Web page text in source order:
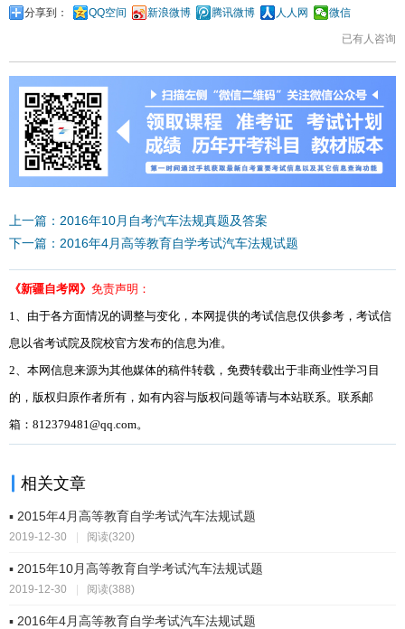
分享到： QQ空间 新浪微博 腾讯微博 人人网 微信
已有人咨询
上一篇：2016年10月自考汽车法规真题及答案
下一篇：2016年4月高等教育自学考试汽车法规试题
《新疆自考网》 免责声明：
1、由于各方面情况的调整与变化，本网提供的考试信息仅供参考，考试信
息以省考试院及院校官方发布的信息为准。
2、本网信息来源为其他媒体的稿件转载，免费转载出于非商业性学习目
的，版权归原作者所有，如有内容与版权问题等请与本站联系。联系邮
箱：812379481@qq.com。
相关文章
▪ 2015年4月高等教育自学考试汽车法规试题
2019-12-30 阅读(320)
▪ 2015年10月高等教育自学考试汽车法规试题
2019-12-30 阅读(388)
▪ 2016年4月高等教育自学考试汽车法规试题